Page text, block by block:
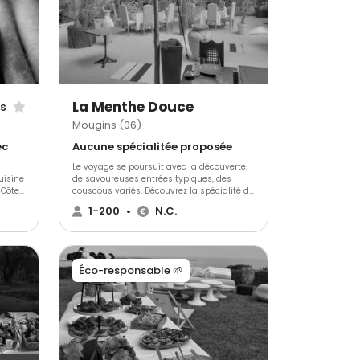
et professionnalisme. Préparé le jour
même, à partir d'ingrédients frais et de
qualité, nous vous offrons le meilleur de la
cuisine thaïlandaise. Manger comme en
Thaïlande, désormais possible avec Ma
Cuisine Thaï
le
La Menthe Douce
Mougins (06)
Aucune spécialitée proposée
Le voyage se poursuit avec la découverte
de savoureuses entrées typiques, des
couscous variés. Découvrez la spécialité de
la maison, le "méchoui marrakchi", agneau
cuit à la cendre. Le Maroc chez vous !!!!!
1-200 • N.C.
Éco-responsable 🌱